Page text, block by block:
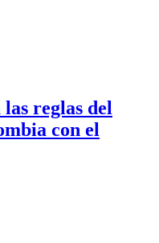
reglas del
con el